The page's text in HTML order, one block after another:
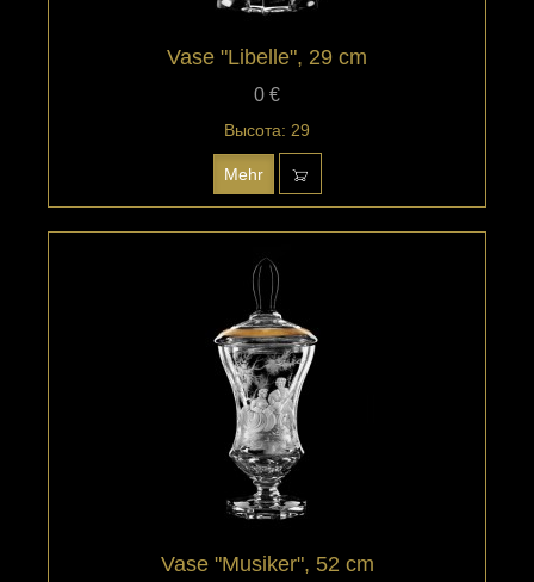
Vase "Libelle", 29 cm
0 €
Высота: 29
Mehr
Vase "Musiker", 52 cm